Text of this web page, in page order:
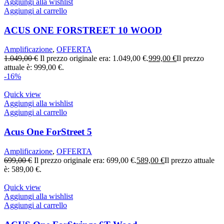
Aggiungi alla wishlist
Aggiungi al carrello
ACUS ONE FORSTREET 10 WOOD
Amplificazione, OFFERTA
1.049,00€ Il prezzo originale era: 1.049,00 €.999,00 €Il prezzo
attuale è: 999,00 €.
-16%
Quick view
Aggiungi alla wishlist
Aggiungi al carrello
Acus One ForStreet 5
Amplificazione, OFFERTA
699,00€ Il prezzo originale era: 699,00 €.589,00 €Il prezzo attuale
è: 589,00 €.
Quick view
Aggiungi alla wishlist
Aggiungi al carrello